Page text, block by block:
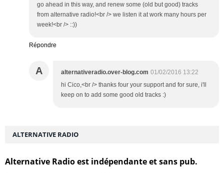
go ahead in this way, and renew some (old but good) tracks
from alternative radio!<br /> we listen it at work many hours per
week!<br /> ::))
Répondre
A alternativeradio.over-blog.com 01/02/2016 13:22
hi Cico,<br /> thanks four your support and for sure, i'll
keep on to add some good old tracks :)
ALTERNATIVE RADIO
Alternative Radio est indépendante et sans pub.